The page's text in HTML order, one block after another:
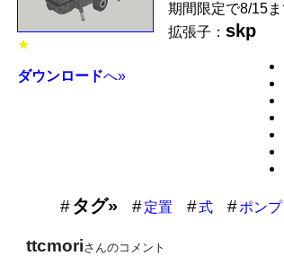
★
ダウンロードへ»
期間限定で8/15ま
拡張子： skp
タグ» 定置 式 ポンプ
ttcmoriさんのコメント